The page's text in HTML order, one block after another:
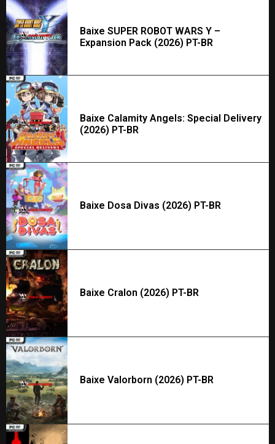
Baixe SUPER ROBOT WARS Y –
Expansion Pack (2026) PT-BR
Baixe Calamity Angels: Special Delivery
(2026) PT-BR
Baixe Dosa Divas (2026) PT-BR
Baixe Cralon (2026) PT-BR
Baixe Valorborn (2026) PT-BR